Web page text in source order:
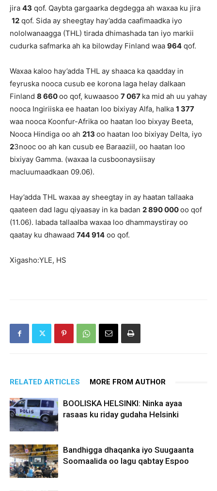
jira 43 qof. Qaybta gargaarka degdegga ah waxaa ku jira
12 qof. Sida ay sheegtay hay’adda caafimaadka iyo
nololwanaagga (THL) tirada dhimashada tan iyo markii
cudurka safmarka ah ka bilowday Finland waa 964 qof.
Waxaa kaloo hay’adda THL ay shaaca ka qaadday in
feyruska nooca cusub ee korona laga helay dalkaan
Finland 8 660oo qof, kuwaasoo 7 067 ka mid ah uu yahay
nooca Ingiriiska ee haatan loo bixiyay Alfa, halka 1 377
waa nooca Koonfur-Afrika oo haatan loo bixyay Beeta,
Nooca Hindiga oo ah 213 oo haatan loo bixiyay Delta, iyo
23nooc oo ah kan cusub ee Baraaziil, oo haatan loo
bixiyay Gamma. (waxaa la cusboonaysiisay
macluumaadkaan 09.06).
Hay’adda THL waxaa ay sheegtay in ay haatan tallaaka
qaateen dad lagu qiyaasay in ka badan 2 890 000oo qof
(11.06). labada tallaalba waxaa loo dhammaystiray oo
qaatay ku dhawaad 744 914 oo qof.
Xigasho:YLE, HS
RELATED ARTICLES MORE FROM AUTHOR
BOOLISKA HELSINKI: Ninka ayaa
rasaas ku riday gudaha Helsinki
Bandhigga dhaqanka iyo Suugaanta
Soomaalida oo lagu qabtay Espoo